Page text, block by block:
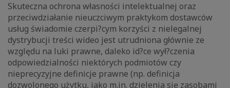
Skuteczna ochrona własności intelektualnej oraz
przeciwdziałanie nieuczciwym praktykom dostawców
usług świadomie czerpi?cym korzyści z nielegalnej
dystrybucji treści wideo jest utrudniona głównie ze
względu na luki prawne, daleko id?ce wył?czenia
odpowiedzialności niektórych podmiotów czy
nieprecyzyjne definicje prawne (np. definicja
dozwolonego użytku, jako m.in. dzielenia się zasobami